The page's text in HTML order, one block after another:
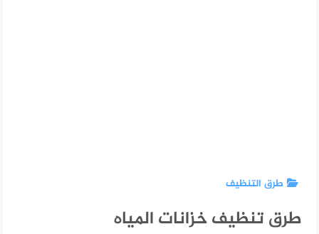
طرق التنظيف
طرق تنظيف خزانات المياه